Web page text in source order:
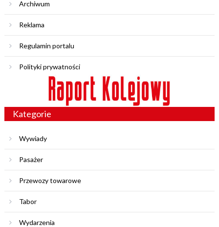
Archiwum
Reklama
Regulamin portalu
Polityki prywatności
Kategorie
Wywiady
Pasażer
Przewozy towarowe
Tabor
Wydarzenia